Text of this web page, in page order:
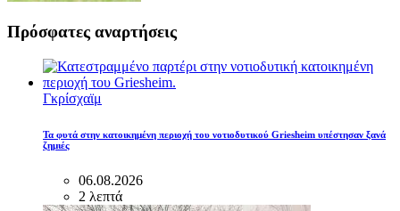
Πρόσφατες αναρτήσεις
Γκρίσχαϊμ
Τα φυτά στην κατοικημένη περιοχή του νοτιοδυτικού Griesheim υπέστησαν ξανά
ζημιές
06.08.2026
2 λεπτά